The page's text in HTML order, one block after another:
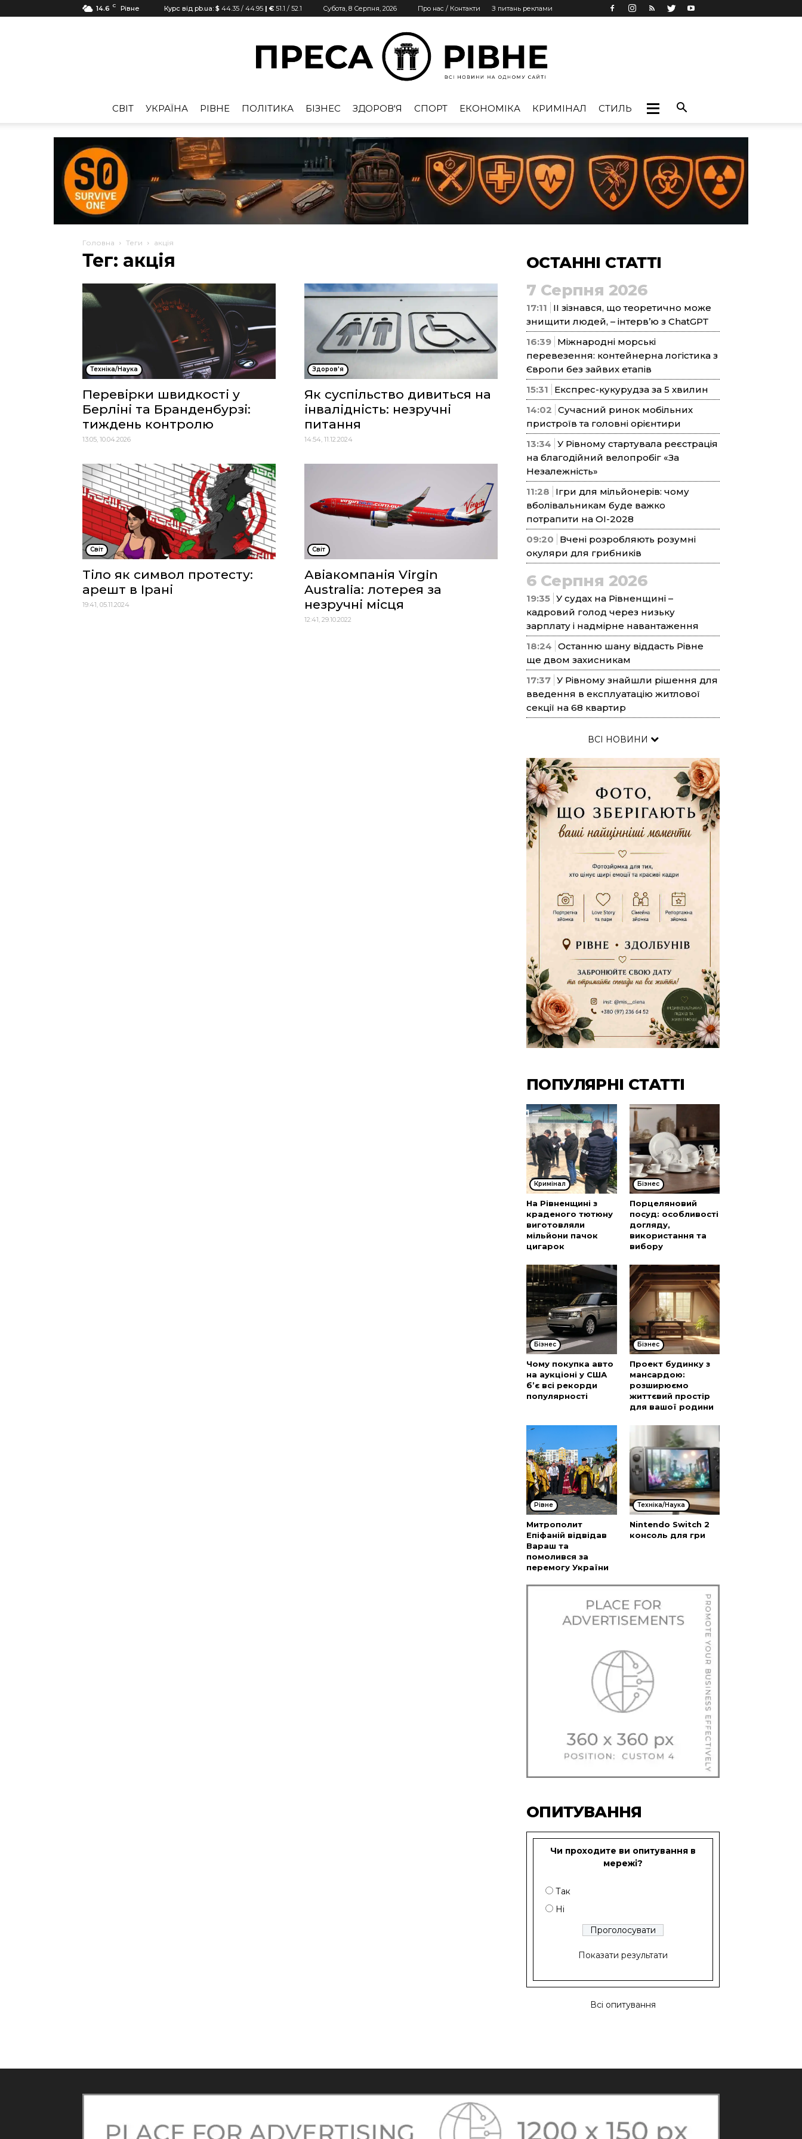
14.6 C Рівне Курс від pb.ua: $ 44.35 / 44.95 | € 51.1 / 52.1 Субота, 8 Серпня, 2026 Про нас / Контакти З питань реклами
Рівне
CВІТ УКРАЇНА РІВНЕ ПОЛІТИКА БІЗНЕС ЗДОРОВ'Я СПОРТ ЕКОНОМІКА КРИМІНАЛ СТИЛЬ
Головна Теги акція
Тег: акція
Техніка/Наука
Перевірки швидкості у
Берліні та Бранденбурзі:
тиждень контролю
13:05, 10.04.2026
Здоров'я
Як суспільство дивиться на
інвалідність: незручні
питання
14:54, 11.12.2024
Cвіт
Тіло як символ протесту:
арешт в Ірані
19:41, 05.11.2024
Cвіт
Авіакомпанія Virgin
Australia: лотерея за
незручні місця
12:41, 29.10.2022
ОСТАННІ СТАТТІ
7 Серпня 2026
17:11
ІІ зізнався, що теоретично може
знищити людей, – інтерв’ю з ChatGPT
16:39 Міжнародні морські
перевезення: контейнерна логістика з
Європи без зайвих етапів
15:31
Експрес-кукурудза за 5 хвилин
14:02 Сучасний ринок мобільних
пристроїв та головні орієнтири
13:34 У Рівному стартувала реєстрація
на благодійний велопробіг «За
Незалежність»
11:28
Ігри для мільйонерів: чому
вболівальникам буде важко
потрапити на ОІ-2028
09:20
Вчені розробляють розумні
окуляри для грибників
6 Серпня 2026
19:35 У судах на Рівненщині –
кадровий голод через низьку
зарплату і надмірне навантаження
18:24 Останню шану віддасть Рівне
ще двом захисникам
17:37 У Рівному знайшли рішення для
введення в експлуатацію житлової
секції на 68 квартир
ВСІ НОВИНИ
ПОПУЛЯРНІ СТАТТІ
Кримінал
На Рівненщині з
краденого тютюну
виготовляли
мільйони пачок
цигарок
Бізнес
Порцеляновий
посуд: особливості
догляду,
використання та
вибору
Бізнес
Чому покупка авто
на аукціоні у США
б’є всі рекорди
популярності
Бізнес
Проект будинку з
мансардою:
розширюємо
життєвий простір
для вашої родини
Рівне
Митрополит
Епіфаній відвідав
Вараш та
помолився за
перемогу України
Техніка/Наука
Nintendo Switch 2
консоль для гри
ОПИТУВАННЯ
Чи проходите ви опитування в
мережі?
Так
Ні
Показати результати
Всі опитування